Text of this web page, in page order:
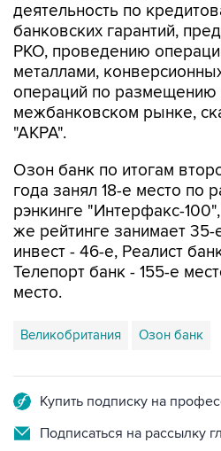
деятельность по
банковских гарантий,
РКО, проведению
металлами,
операций по размещению
межбанковском рынке,
"АКРА".
Озон банк по итогам
года занял 18-е место по
рэнкинге "Интерфакс-
же рейтинге занимает
инвест - 46-е, Реалист
Телепорт банк - 155-е
место.
Великобритания Озон банк
Купить подписку на
Подписаться на рассылку